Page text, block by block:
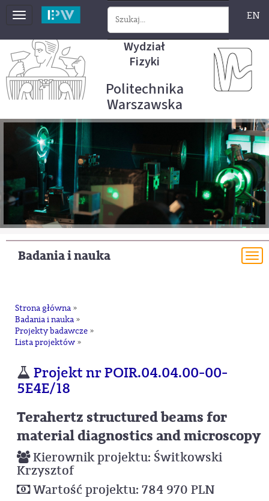
Toggle
EN
Wydział
Fizyki
Politechnika
Warszawska
Badania i nauka
Strona główna »
Badania i nauka »
Projekty badawcze »
Lista projektów »
Projekt nr POIR.04.04.00-00-
5E4E/18
Terahertz structured beams for
material diagnostics and microscopy
Kierownik projektu: Świtkowski
Krzysztof
Wartość projektu: 784 970 PLN